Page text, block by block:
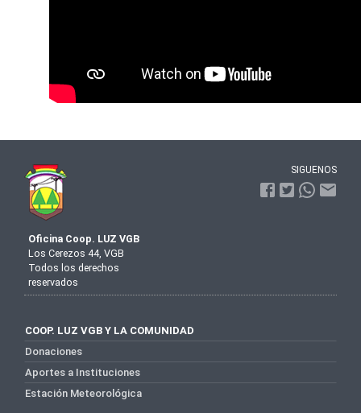
Oficina Coop. LUZ VGB
Los Cerezos 44, VGB
Todos los derechos
reservados
SIGUENOS
COOP. LUZ VGB Y LA COMUNIDAD
Donaciones
Aportes a Instituciones
Estación Meteorológica